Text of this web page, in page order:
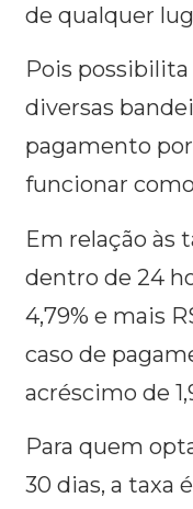
de qualquer
Pois
diversas
pagamento
funcionar
Em relação às
dentro de 24
4,79% e mais
caso de
acréscimo de
Para quem
30 dias, a taxa